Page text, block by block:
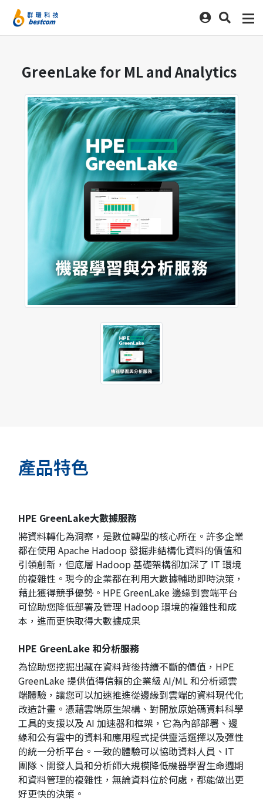
GreenLake for ML and Analytics
產品特色
HPE GreenLake大數據服務
將資料轉化為洞察，是數位轉型的核心所在。許多企業
都在使用 Apache Hadoop 發掘非結構化資料的價值和
引領創新，但底層 Hadoop 基礎架構卻加深了 IT 環境
的複雜性。現今的企業都在利用大數據輔助即時決策，
藉此獲得競爭優勢。HPE GreenLake 邊緣到雲端平台
可協助您降低部署及管理 Hadoop 環境的複雜性和成
本，進而更快取得大數據成果
HPE GreenLake 和分析服務
為協助您挖掘出藏在資料背後持續不斷的價值，HPE
GreenLake 提供值得信賴的企業級 AI/ML 和分析類雲
端體驗，讓您可以加速推進從邊緣到雲端的資料現代化
改造計畫。憑藉雲端原生架構、對開放原始碼資料科學
工具的支援以及 AI 加速器和框架，它為內部部署、邊
緣和公有雲中的資料和應用程式提供靈活選擇以及彈性
的統一分析平台。一致的體驗可以協助資料人員、IT
團隊、開發人員和分析師大規模降低機器學習生命週期
和資料管理的複雜性，無論資料位於何處，都能做出更
好更快的決策。